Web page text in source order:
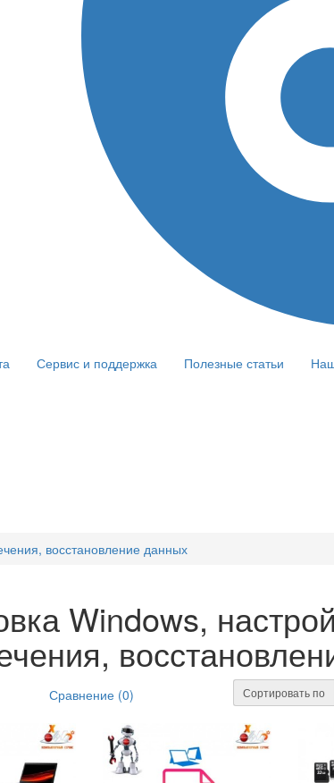
Сервис и поддержка Полезные статьи
восстановление данных
Windows,
Сравнение (0) Сортировать по